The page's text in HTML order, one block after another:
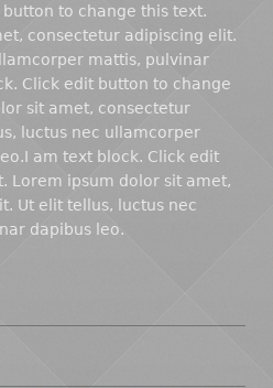
to change this text.
consectetur adipiscing elit.
mattis, pulvinar
Click edit button to change
sit amet, consectetur
luctus nec ullamcorper
am text block. Click edit
Lorem ipsum dolor sit amet,
Ut elit tellus, luctus nec
dapibus leo.